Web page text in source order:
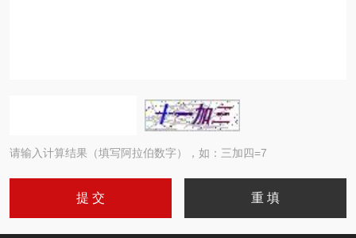
请输入计算结果（填写阿拉伯数字），如：三加四=7